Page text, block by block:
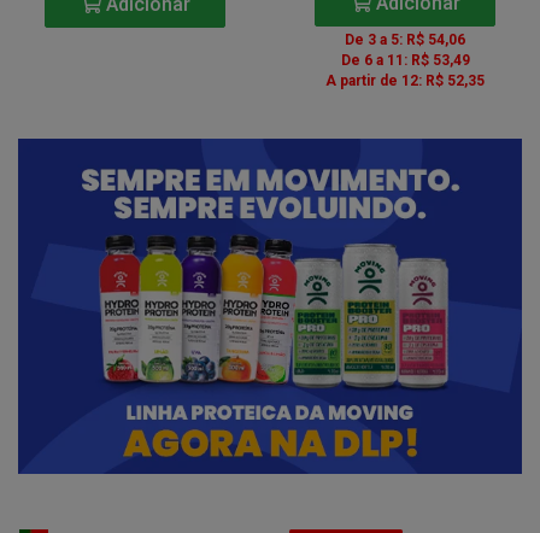
De 3 a 5: R$ 54,06
De 6 a 11: R$ 53,49
A partir de 12: R$ 52,35